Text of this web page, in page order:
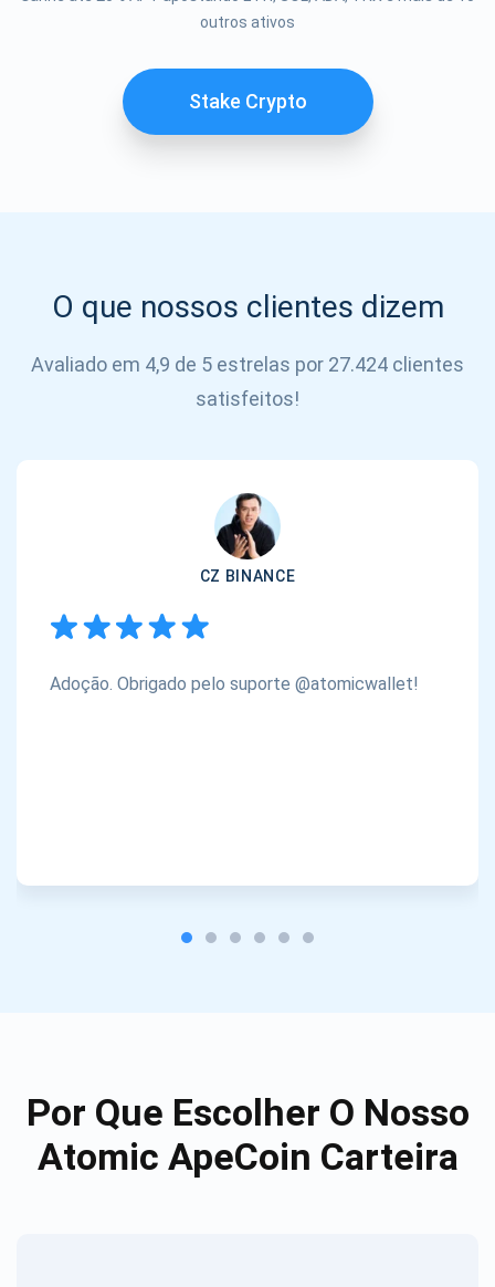
outros ativos
Stake Crypto
O que nossos clientes dizem
Avaliado em 4,9 de 5 estrelas por 27.424 clientes
satisfeitos!
CZ BINANCE
Adoção. Obrigado pelo suporte @atomicwallet!
Por Que Escolher O Nosso
Atomic ApeCoin Carteira
INSCREVER